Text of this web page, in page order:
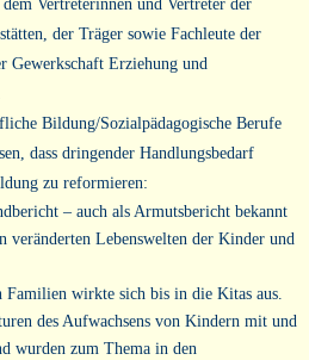
Vertreterinnen und Vertreter der
der Träger sowie Fachleute der
Gewerkschaft Erziehung und
Bildung/Sozialpädagogische Berufe
dass dringender Handlungsbedarf
zu reformieren:
– auch als Armutsbericht bekannt
veränderten Lebenswelten der Kinder und
wirkte sich bis in die Kitas aus.
des Aufwachsens von Kindern mit und
wurden zum Thema in den